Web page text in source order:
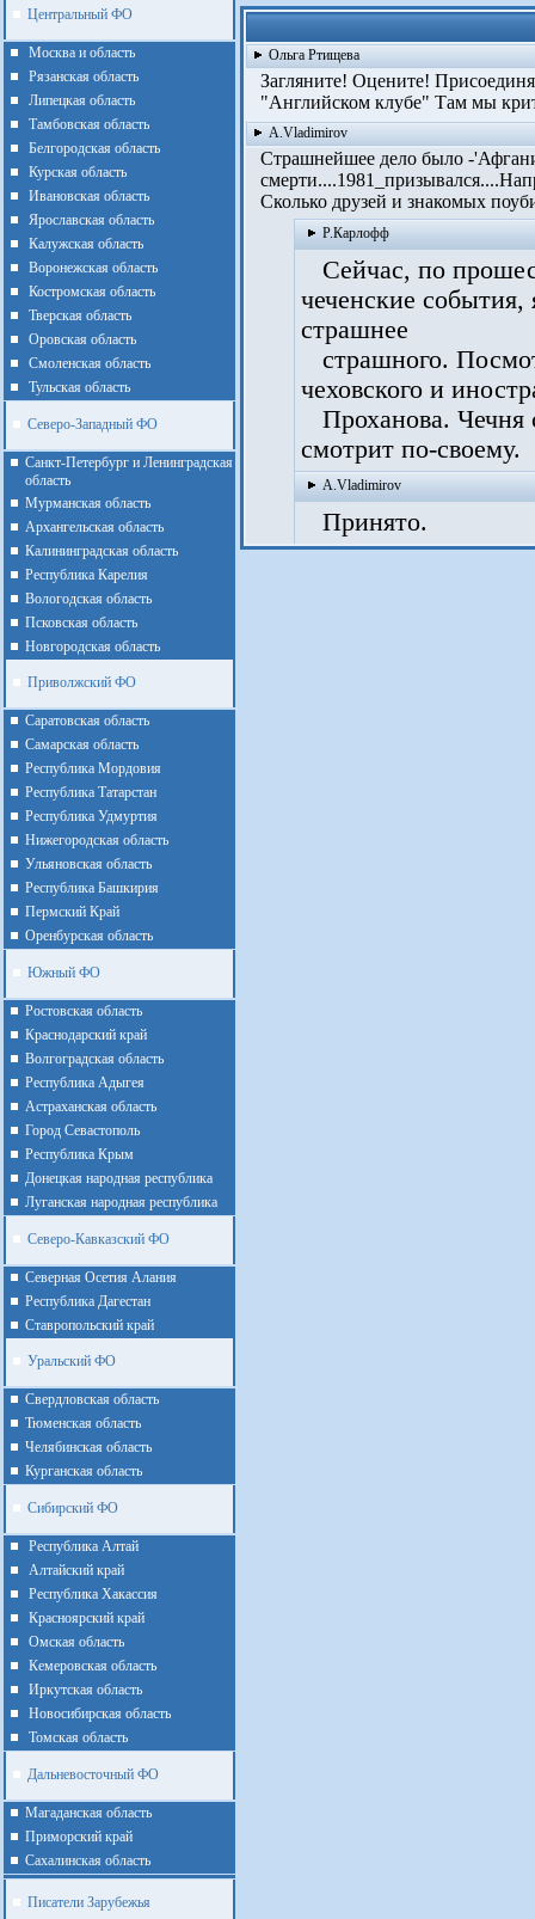
Центральный ФО
Москва и область
Рязанская область
Липецкая область
Тамбовская область
Белгородская область
Курская область
Ивановская область
Ярославская область
Калужская область
Воронежская область
Костромская область
Тверская область
Оровская область
Смоленская область
Тульская область
Северо-Западный ФО
Санкт-Петербург и Ленинградская
область
Мурманская область
Архангельская область
Калининградская область
Республика Карелия
Вологодская область
Псковская область
Новгородская область
Приволжский ФО
Cаратовская область
Cамарская область
Республика Мордовия
Республика Татарстан
Республика Удмуртия
Нижегородская область
Ульяновская область
Республика Башкирия
Пермский Край
Оренбурская область
Южный ФО
Ростовская область
Краснодарский край
Волгоградская область
Республика Адыгея
Астраханская область
Город Севастополь
Республика Крым
Донецкая народная республика
Луганская народная республика
Северо-Кавказский ФО
Северная Осетия Алания
Республика Дагестан
Ставропольский край
Уральский ФО
Cвердловская область
Тюменская область
Челябинская область
Курганская область
Сибирский ФО
Республика Алтай
Алтайcкий край
Республика Хакассия
Красноярский край
Омская область
Кемеровская область
Иркутская область
Новосибирская область
Томская область
Дальневосточный ФО
Магаданская область
Приморский край
Cахалинская область
Писатели Зарубежья
Ольга Ртищева
Загляните! Оцените!
"Английском клубе" Там мы
A.Vladimirov
Страшнейшее дело было -
Сколько друзей и знакомых
Р.Карлофф
Сейчас, по
чеченские
страшнее
страшного.
чеховского и
Проханова. Чечня
смотрит по-своему.
A.Vladimirov
Принято.